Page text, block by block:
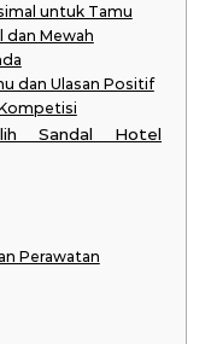
untuk Tamu
dan Mewah
dan Ulasan Positif
Sandal Hotel
Perawatan